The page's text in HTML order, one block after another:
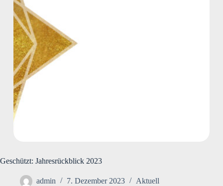
Geschützt: Jahresrückblick 2023
admin 7. Dezember 2023 Aktuell